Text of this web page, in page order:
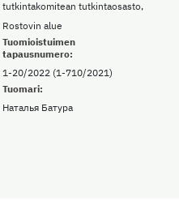
tutkintakomitean tutkintaosasto,
Rostovin alue
Tuomioistuimen
tapausnumero:
1-20/2022 (1-710/2021)
Tuomari:
Наталья Батура